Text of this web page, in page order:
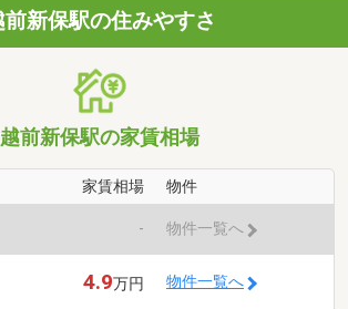
前新保駅の住みやすさ
越前新保駅の家賃相場
家賃相場 物件
- 物件一覧へ
4.9万円 物件一覧へ